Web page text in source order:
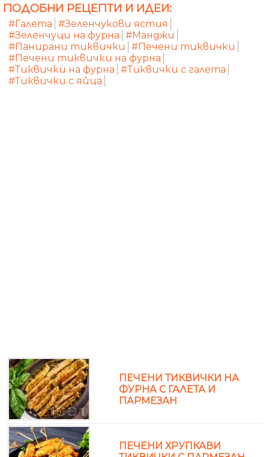
ПОДОБНИ РЕЦЕПТИ И ИДЕИ:
#Галета #Зеленчукови ястия
#Зеленчуци на фурна #Манджи
#Панирани тиквички
#Печени тиквички
#Печени тиквички на фурна
#Тиквички на фурна #Тиквички с галета
#Тиквички с яйца
ПЕЧЕНИ ТИКВИЧКИ НА
ФУРНА С ГАЛЕТА И
ПАРМЕЗАН
ПЕЧЕНИ ХРУПКАВИ